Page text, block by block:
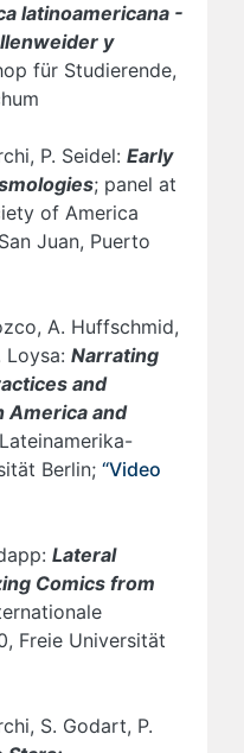
latinoamericana -
y
für Studierende,
P. Seidel: Early
; panel at
of America
Juan, Puerto
A. Huffschmid,
Loysa: Narrating
and
America and
Berlin; “Video
Lateral
Comics from
Freie Universität
S. Godart, P.